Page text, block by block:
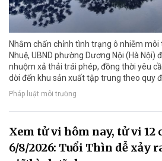
Nhằm chấn chỉnh tình trạng ô nhiễm
Nhuệ, UBND phường Dương Nội (Hà Nội)
nhuộm xả thải trái phép, đồng thời yêu
dời đến khu sản xuất tập trung theo quy
Pháp luật môi trường
Xem tử vi hôm nay, tử vi 12
6/8/2026: Tuổi Thìn dễ xảy